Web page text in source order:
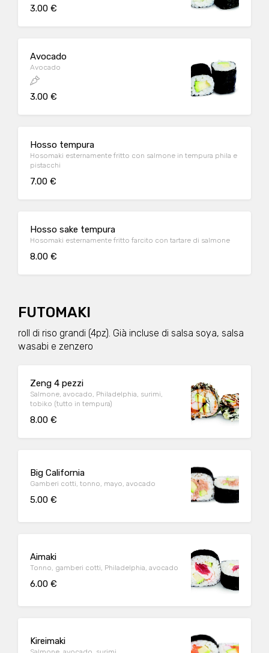
3.00 €
Avocado
Avocado
3.00 €
Hosso tempura
Hosomaki esternamente fritto con salmone in tempura phila e
pistacchi
7.00 €
Hosso sake tempura
Hosomaki esternamente fritto farcito con tartare di salmone
8.00 €
FUTOMAKI
roll di riso grandi (4pz). Già incluse di salsa soya, salsa
wasabi e zenzero
Zeng 4 pezzi
Salmone, avocado, Philadelphia, surimi,
tobiko (tutto in tempura)
8.00 €
Big California
Gamberi cotti, tonno, mayo, avocado
5.00 €
Aimaki
Tonno, gamberi cotti, Philadelphia, avocado
6.00 €
Kireimaki